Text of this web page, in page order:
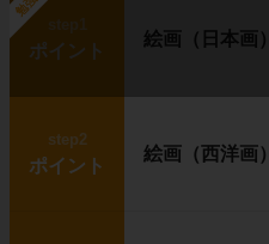
ポイント
絵画（日本画）
step2
ポイント
絵画（西洋画）